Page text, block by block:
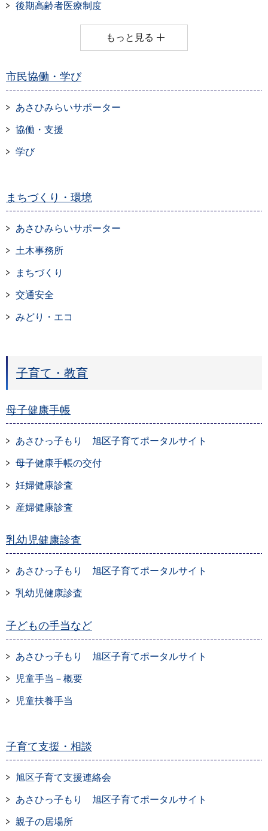
後期高齢者医療制度
もっと見る
市民協働・学び
あさひみらいサポーター
協働・支援
学び
まちづくり・環境
あさひみらいサポーター
土木事務所
まちづくり
交通安全
みどり・エコ
子育て・教育
母子健康手帳
あさひっ子もり 旭区子育てポータルサイト
母子健康手帳の交付
妊婦健康診査
産婦健康診査
乳幼児健康診査
あさひっ子もり 旭区子育てポータルサイト
乳幼児健康診査
子どもの手当など
あさひっ子もり 旭区子育てポータルサイト
児童手当－概要
児童扶養手当
子育て支援・相談
旭区子育て支援連絡会
あさひっ子もり 旭区子育てポータルサイト
親子の居場所